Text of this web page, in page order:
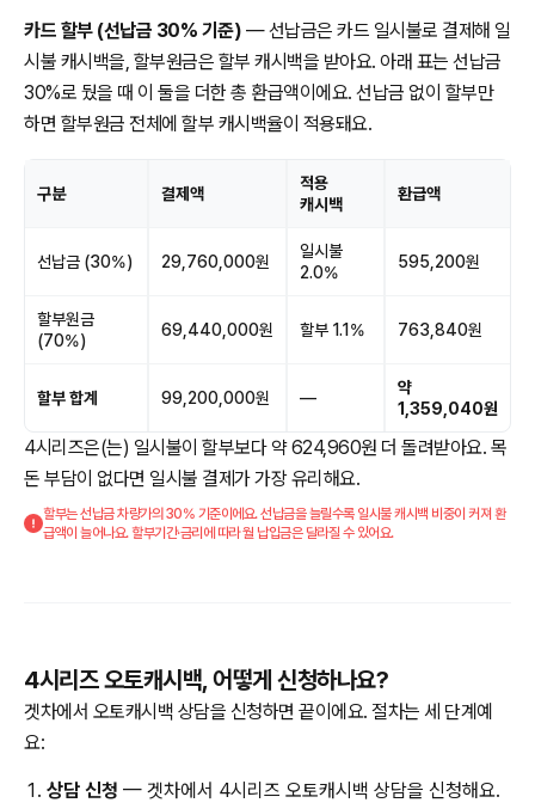
카드 할부 (선납금 30% 기준) — 선납금은 카드 일시불로 결제해 일
시불 캐시백을, 할부원금은 할부 캐시백을 받아요. 아래 표는 선납금
30%로 뒀을 때 이 둘을 더한 총 환급액이에요. 선납금 없이 할부만
하면 할부원금 전체에 할부 캐시백율이 적용돼요.
구분 결제액
적용
캐시백
환급액
선납금 (30%) 29,760,000원
일시불
2.0%
595,200원
할부원금
(70%)
69,440,000원 할부 1.1% 763,840원
할부 합계 99,200,000원 —
약
1,359,040원
4시리즈은(는) 일시불이 할부보다 약 624,960원 더 돌려받아요. 목
돈 부담이 없다면 일시불 결제가 가장 유리해요.
할부는 선납금 차량가의 30% 기준이에요. 선납금을 늘릴수록 일시불 캐시백 비중이 커져 환
급액이 늘어나요. 할부기간·금리에 따라 월 납입금은 달라질 수 있어요.
4시리즈 오토캐시백, 어떻게 신청하나요?
겟차에서 오토캐시백 상담을 신청하면 끝이에요. 절차는 세 단계예
요:
상담 신청 — 겟차에서 4시리즈 오토캐시백 상담을 신청해요.